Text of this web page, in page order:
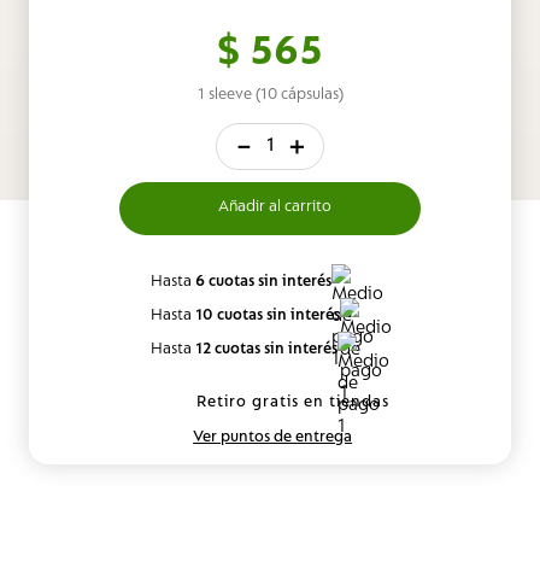
$ 565
1 sleeve (10 cápsulas)
＋
－
Hasta 6 cuotas sin interés
Hasta 10 cuotas sin interés
Hasta 12 cuotas sin interés
Retiro gratis en tiendas
Ver puntos de entrega